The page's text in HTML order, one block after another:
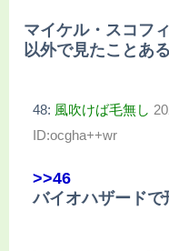
マイケル・スコフ
以外で見たことあ
48: 風吹けば毛無し
ID:ocgha++wr
>>46
バイオハザード